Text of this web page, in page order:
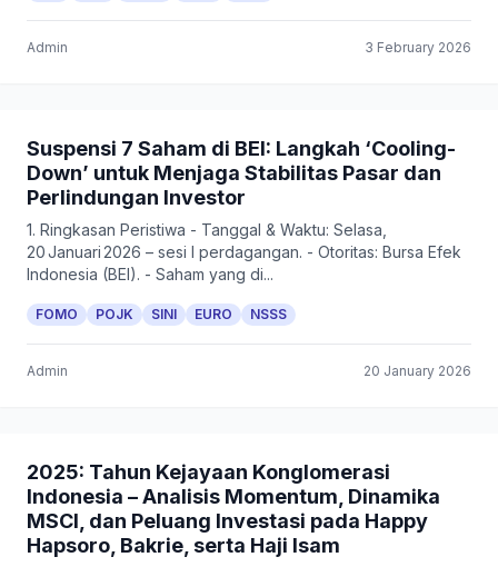
Admin 3 February 2026
Suspensi 7 Saham di BEI: Langkah ‘Cooling-
Down’ untuk Menjaga Stabilitas Pasar dan
Perlindungan Investor
1. Ringkasan Peristiwa - Tanggal & Waktu: Selasa,
20 Januari 2026 – sesi I perdagangan. - Otoritas: Bursa Efek
Indonesia (BEI). - Saham yang di...
FOMO POJK SINI EURO NSSS
Admin 20 January 2026
2025: Tahun Kejayaan Konglomerasi
Indonesia – Analisis Momentum, Dinamika
MSCI, dan Peluang Investasi pada Happy
Hapsoro, Bakrie, serta Haji Isam